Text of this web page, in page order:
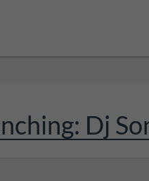
Dj